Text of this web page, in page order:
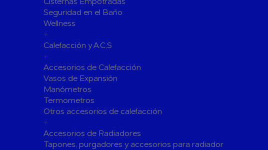
Herramientas y Vestuario
Adhesivos y Selladores
Siliconas
Herramientas y accesorios de Uso General
Hachas
Vestuario de Protección
Herramientas de Prensado
Seguridad en el Baño
Wellness
+
Calefacción y A.C.S
+
Accesorios de Calefacción
Vasos de Expansión
Manómetros
Termometros
Otros accesorios de calefacción
+
Accesorios de Radiadores
Tapones, purgadores y accesorios para radiador